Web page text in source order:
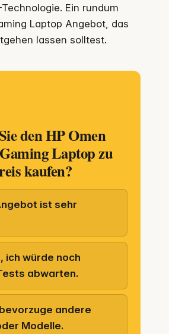
Ein rundum
Laptop Angebot, das
lassen solltest.
den HP Omen
Laptop zu
kaufen?
ist sehr
ich würde noch
abwarten.
andere
Modelle.